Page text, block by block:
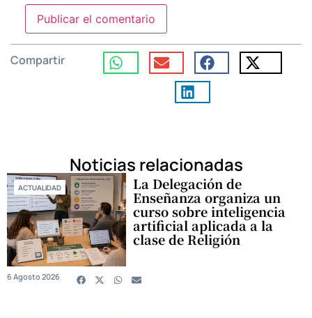
Compartir
Noticias relacionadas
ACTUALIDAD La Delegación de
Enseñanza organiza un
curso sobre inteligencia
artificial aplicada a la
clase de Religión
6 Agosto 2026